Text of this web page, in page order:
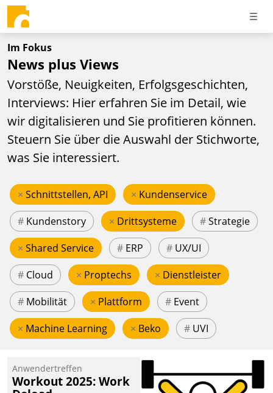
Im Fokus
News plus Views
Vorstöße, Neuigkeiten, Erfolgsgeschichten,
Interviews: Hier erfahren Sie im Detail, wie
wir digitalisieren und Sie profitieren können.
Steuern Sie über die Auswahl der Stichworte,
was Sie interessiert.
× Schnittstellen, API × Kundenservice
# Kundenstory × Drittsysteme #Strategie
× Shared Service # ERP # UX/UI
# Cloud × Proptechs × Dienstleister
# Mobilität × Plattform # Event
× Machine Learning × Beko # UVI
Anwendertreffen
Workout 2025: Work